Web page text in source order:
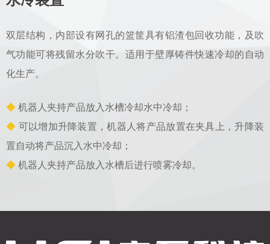
双层结构，内部设有网孔的篮筐具有铝渣包回收功能，及吹
气功能可将残留水分吹干。适用于壁厚铸件快速冷却的自动
化生产。
◆ 机器人夹持产品放入水槽冷却水中冷却；
◆ 可以增加升降装置，机器人将产品放置在夹具上，升降装
置自动将产品沉入水中冷却；
◆ 机器人夹持产品放入水槽后进行喷雾冷却。